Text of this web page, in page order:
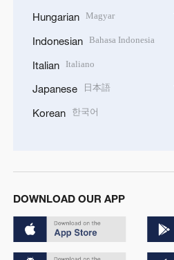
Hungarian Magyar
Indonesian Bahasa Indonesia
Italian Italiano
Japanese 日本語
Korean 한국어
DOWNLOAD OUR APP